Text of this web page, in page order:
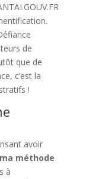
de
que de
c’est la
!
avoir
ma méthode
à